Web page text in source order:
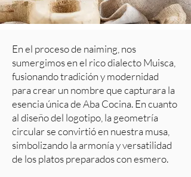
En el proceso de naiming, nos
sumergimos en el rico dialecto Muisca,
fusionando tradición y modernidad
para crear un nombre que capturara la
esencia única de Aba Cocina. En cuanto
al diseño del logotipo, la geometría
circular se convirtió en nuestra musa,
simbolizando la armonía y versatilidad
de los platos preparados con esmero.